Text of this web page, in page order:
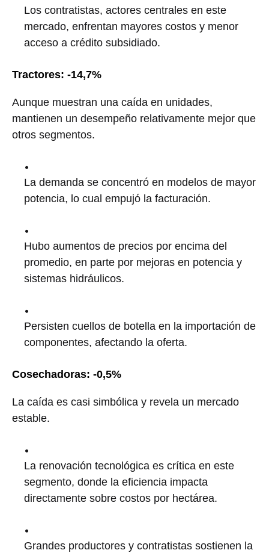
Los contratistas, actores centrales en este
mercado, enfrentan mayores costos y menor
acceso a crédito subsidiado.
Tractores: -14,7%
Aunque muestran una caída en unidades,
mantienen un desempeño relativamente mejor que
otros segmentos.
La demanda se concentró en modelos de mayor
potencia, lo cual empujó la facturación.
Hubo aumentos de precios por encima del
promedio, en parte por mejoras en potencia y
sistemas hidráulicos.
Persisten cuellos de botella en la importación de
componentes, afectando la oferta.
Cosechadoras: -0,5%
La caída es casi simbólica y revela un mercado
estable.
La renovación tecnológica es crítica en este
segmento, donde la eficiencia impacta
directamente sobre costos por hectárea.
Grandes productores y contratistas sostienen la